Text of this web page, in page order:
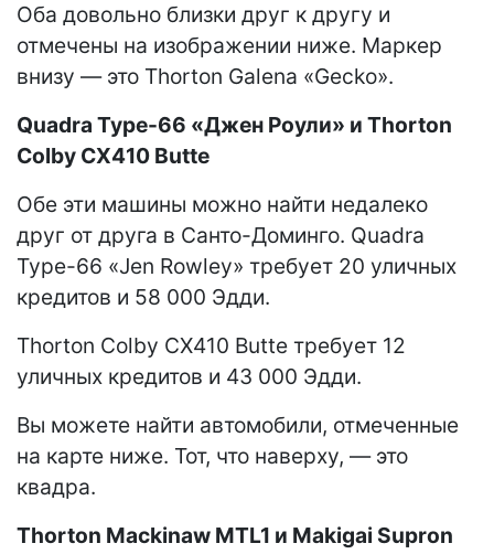
Оба довольно близки друг к другу и
отмечены на изображении ниже. Маркер
внизу — это Thorton Galena «Gecko».
Quadra Type-66 «Джен Роули» и Thorton
Colby CX410 Butte
Обе эти машины можно найти недалеко
друг от друга в Санто-Доминго. Quadra
Type-66 «Jen Rowley» требует 20 уличных
кредитов и 58 000 Эдди.
Thorton Colby CX410 Butte требует 12
уличных кредитов и 43 000 Эдди.
Вы можете найти автомобили, отмеченные
на карте ниже. Тот, что наверху, — это
квадра.
Thorton Mackinaw MTL1 и Makigai Supron